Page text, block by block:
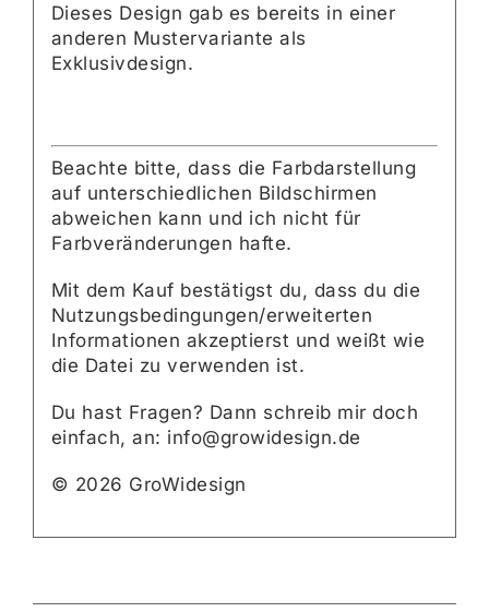
Dieses Design gab es bereits in einer
anderen Mustervariante als
Exklusivdesign.
Beachte bitte, dass die Farbdarstellung
auf unterschiedlichen Bildschirmen
abweichen kann und ich nicht für
Farbveränderungen hafte.
Mit dem Kauf bestätigst du, dass du die
Nutzungsbedingungen/erweiterten
Informationen akzeptierst und weißt wie
die Datei zu verwenden ist.
Du hast Fragen? Dann schreib mir doch
einfach, an: info@growidesign.de
© 2026 GroWidesign